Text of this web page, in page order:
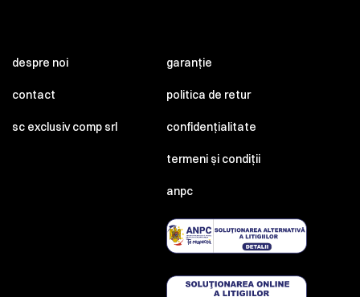
despre noi
contact
sc exclusiv comp srl
garanție
politica de retur
confidențialitate
termeni și condiții
anpc